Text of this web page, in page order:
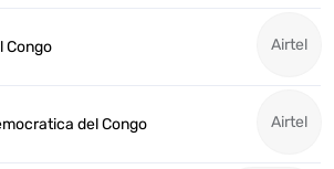
Congo Airtel
del Congo Airtel